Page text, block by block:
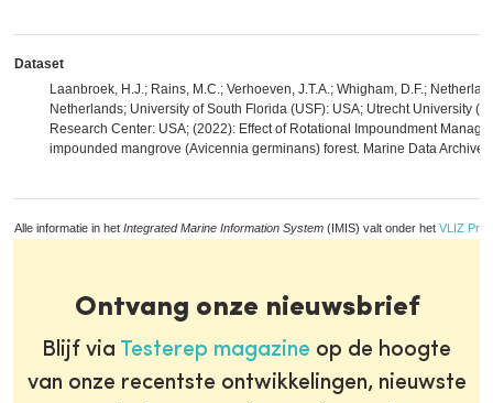
Dataset
Laanbroek, H.J.; Rains, M.C.; Verhoeven, J.T.A.; Whigham, D.F.;
Netherlands; University of South Florida (USF): USA; Utrecht University
Research Center: USA; (2022): Effect of Rotational Impoundment
impounded mangrove (Avicennia germinans) forest. Marine Data Archive.,
Alle informatie in het Integrated Marine Information System (IMIS) valt onder het VLIZ
Ontvang onze nieuwsbrief
Blijf via Testerep magazine op de hoogte
van onze recentste ontwikkelingen, nieuwste